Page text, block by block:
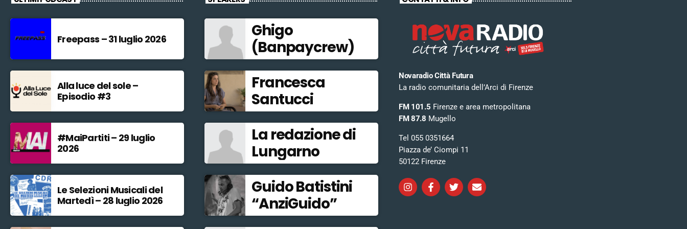
Freepass – 31 luglio 2026
Alla luce del sole –
Episodio #3
#MaiPartiti – 29 luglio
2026
Le Selezioni Musicali del
Martedì – 28 luglio 2026
Ghigo
(Banpaycrew)
Francesca
Santucci
La redazione di
Lungarno
Guido Batistini
“AnziGuido”
Novaradio Città Futura
La radio comunitaria dell’Arci di Firenze
FM 101.5 Firenze e area metropolitana
FM 87.8 Mugello
Tel 055 0351664
Piazza de’ Ciompi 11
50122 Firenze